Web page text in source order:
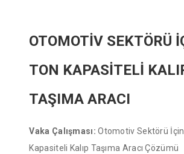
OTOMOTİV SEKTÖRÜ
TON KAPASİTELİ
TAŞIMA ARACI
Vaka Çalışması: Otomotiv Sektörü
Kapasiteli Kalıp Taşıma Aracı Çözümü